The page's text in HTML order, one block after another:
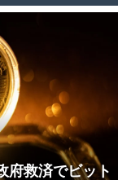
府救済でビット